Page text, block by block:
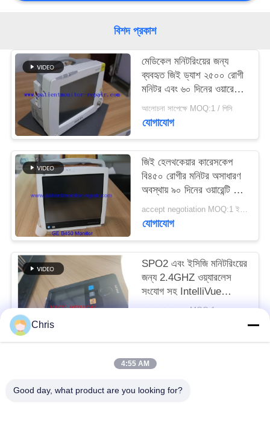
একটি
উদ্ধৃতি
অনুরোধ
করুন
NEWS
সাইট
PRIVACY
POLICY
বিশদ প্রকাশ
মেডিকেল মনিটরিংয়ের জন্য
ব্যবহৃত জিই ড্যাশ ২৫০০ রোগী
মনিটর এবং ৬০ দিনের ওয়ারেন্টি
সহ ড্যাশ ২৫০০ মডেল
আলোচনা সাপেক্ষে MOQ:1 / পিসি
যোগাযোগ
জিই হেলথকেয়ার কারেসকেপ
বি৪৫০ রোগীর মনিটর অসাধারণ
অবস্থায় ৯০ দিনের ওয়ারেন্টি সহ
এবং সম্পূর্ণরূপে সংস্কার করা
হয়েছে
accept negotiation MOQ:1 ইউনিট
যোগাযোগ
SPO2 এবং ইসিজি মনিটরিংয়ের
জন্য 2.4GHZ ওয়্যারলেস
সংযোগ সহ IntelliVue
MX40 রোগী মনিটর
আলোচনা সাপেক্ষে MOQ:1
Chris
4:55 AM
Good day, what product are you looking for?